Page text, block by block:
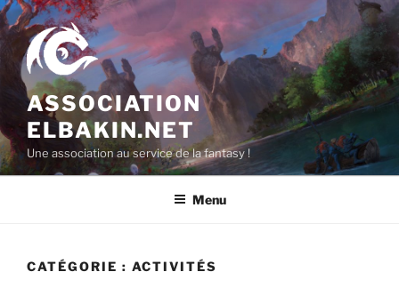
Aller
au
contenu
principal
ASSOCIATION
ELBAKIN.NET
Une association au service de la fantasy !
Menu
CATÉGORIE : ACTIVITÉS